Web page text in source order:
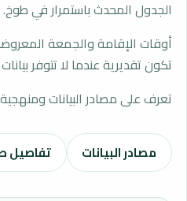
الجدول المحدث باستمرار في طوخ.
أوقات الإقامة والجمعة
تكون تقديرية عندما لا تتوفر
تعرف على مصادر البيانات
مصادر البيانات تفاصيل